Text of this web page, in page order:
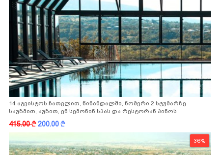
14 აგვისტოს ჩათვლით, წინანდალში, ნომერი 2 სტუმარზე
საუზმით, აუზით, ენ სემონინ სპას და რესტორან პინოს
ფასდაკლებით
415.00k200.00k
36%